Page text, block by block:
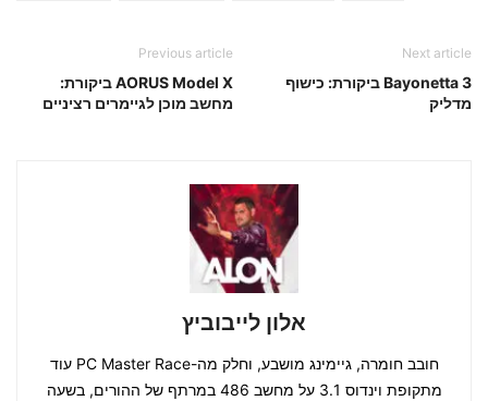
Previous article
AORUS Model X ביקורת:
מחשב מוכן לגיימרים רציניים
Next article
Bayonetta 3 ביקורת: כישוף
מדליק
אלון לייבוביץ
חובב חומרה, גיימינג מושבע, וחלק מה-PC Master Race עוד
מתקופת וינדוס 3.1 על מחשב 486 במרתף של ההורים, בשעה